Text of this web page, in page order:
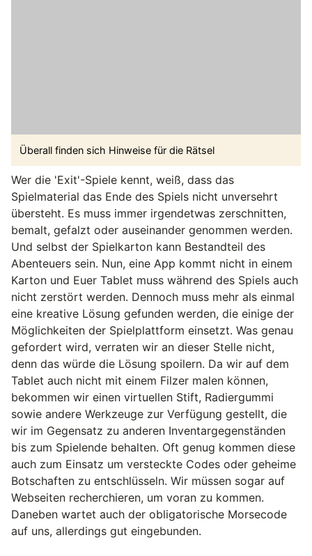
Überall finden sich Hinweise für die Rätsel
Wer die 'Exit'-Spiele kennt, weiß, dass das
Spielmaterial das Ende des Spiels nicht unversehrt
übersteht. Es muss immer irgendetwas zerschnitten,
bemalt, gefalzt oder auseinander genommen werden.
Und selbst der Spielkarton kann Bestandteil des
Abenteuers sein. Nun, eine App kommt nicht in einem
Karton und Euer Tablet muss während des Spiels auch
nicht zerstört werden. Dennoch muss mehr als einmal
eine kreative Lösung gefunden werden, die einige der
Möglichkeiten der Spielplattform einsetzt. Was genau
gefordert wird, verraten wir an dieser Stelle nicht,
denn das würde die Lösung spoilern. Da wir auf dem
Tablet auch nicht mit einem Filzer malen können,
bekommen wir einen virtuellen Stift, Radiergummi
sowie andere Werkzeuge zur Verfügung gestellt, die
wir im Gegensatz zu anderen Inventargegenständen
bis zum Spielende behalten. Oft genug kommen diese
auch zum Einsatz um versteckte Codes oder geheime
Botschaften zu entschlüsseln. Wir müssen sogar auf
Webseiten recherchieren, um voran zu kommen.
Daneben wartet auch der obligatorische Morsecode
auf uns, allerdings gut eingebunden.